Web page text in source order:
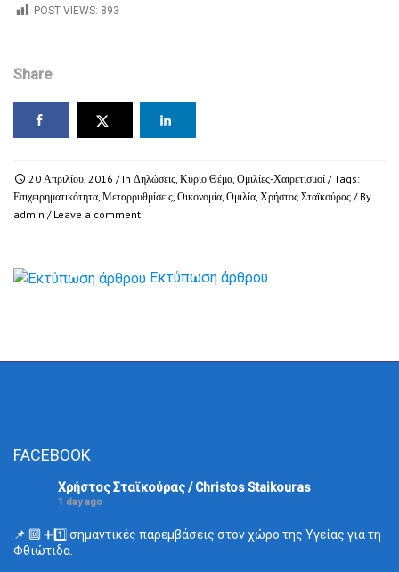
POST VIEWS: 893
Share
20 Απριλίου, 2016 / In Δηλώσεις, Κύριο Θέμα, Ομιλίες-Χαιρετισμοί / Tags:
Επιχειρηματικότητα, Μεταρρυθμίσεις, Οικονομία, Ομιλία, Χρήστος Σταϊκούρας / By
admin / Leave a comment
Εκτύπωση άρθρου
FACEBOOK
Χρήστος Σταϊκούρας / Christos Staikouras
1 day ago
📌 🔟 ➕1️⃣ σημαντικές παρεμβάσεις στον χώρο της Υγείας για τη
Φθιώτιδα.